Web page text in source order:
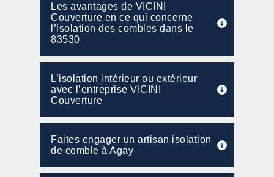
Les avantages de VICINI
Couverture en ce qui concerne
l’isolation des combles dans le
83530
L’isolation intérieur ou extérieur
avec l’entreprise VICINI
Couverture
Faites engager un artisan isolation
de comble à Agay